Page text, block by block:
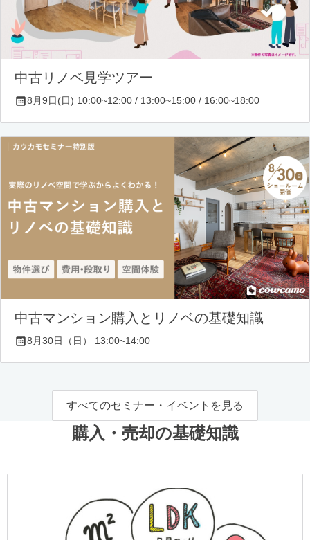
中古リノベ見学ツアー
8月9日(日) 10:00~12:00 / 13:00~15:00 / 16:00~18:00
中古マンション購入とリノベの基礎知識
8月30日（日） 13:00~14:00
すべてのセミナー・イベントを見る
購入・売却の基礎知識